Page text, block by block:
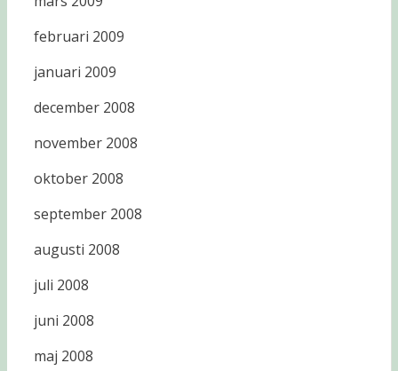
februari 2009
januari 2009
december 2008
november 2008
oktober 2008
september 2008
augusti 2008
juli 2008
juni 2008
maj 2008